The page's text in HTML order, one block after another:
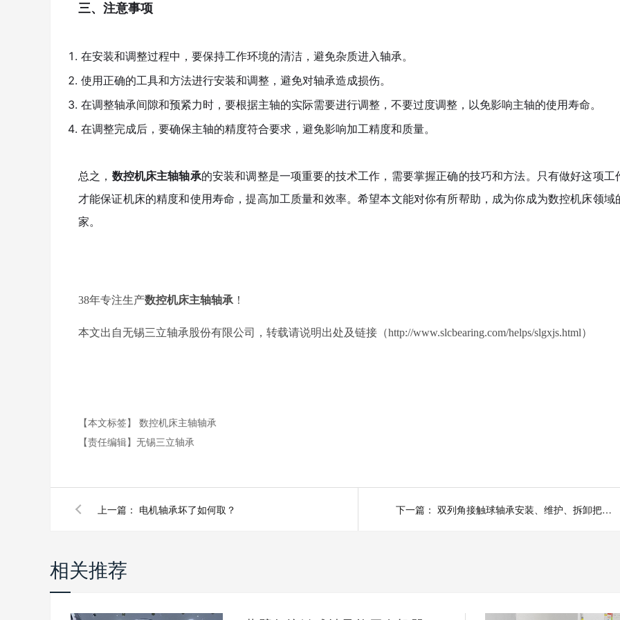
三、注意事项
在安装和调整过程中，要保持工作环境的清洁，避免杂质进入轴承。
使用正确的工具和方法进行安装和调整，避免对轴承造成损伤。
在调整轴承间隙和预紧力时，要根据主轴的实际需要进行调整，不要过度调整，以免影响主轴的使用寿命。
在调整完成后，要确保主轴的精度符合要求，避免影响加工精度和质量。
总之， 数控机床主轴轴承的安装和调整是一项重要的技术工作，需要掌握正确的技巧和方法。只有做好这项工
才能保证机床的精度和使用寿命，提高加工质量和效率。希望本文能对你有所帮助，成为你成为数控机床领域
家。
38年专注生产数控机床主轴轴承 ！
本文出自无锡三立轴承股份有限公司，转载请说明出处及链接（http://www.slcbearing.com/helps/slgxjs.html）
【本文标签】 数控机床主轴轴承
【责任编辑】 无锡三立轴承
上一篇： 电机轴承坏了如何取？ 下一篇： 双列角接触球轴承安装、维护、拆卸把握这几点，寿命提高三倍！
相关推荐